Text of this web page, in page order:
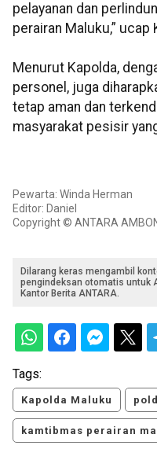
pelayanan dan
perairan Maluku,” ucap
Menurut Kapolda,
personel, juga
tetap aman dan
masyarakat pesisir
Pewarta: Winda Herman
Editor: Daniel
Copyright © ANTARA
Dilarang keras mengambil
pengindeksan otomatis untuk
Kantor Berita ANTARA.
Tags:
Kapolda Maluku
kamtibmas perairan